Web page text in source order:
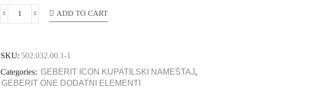
ADD TO CART
SKU: 502.032.00.1-1
Categories: GEBERIT ICON KUPATILSKI NAMEŠTAJ,
GEBERIT ONE DODATNI ELEMENTI